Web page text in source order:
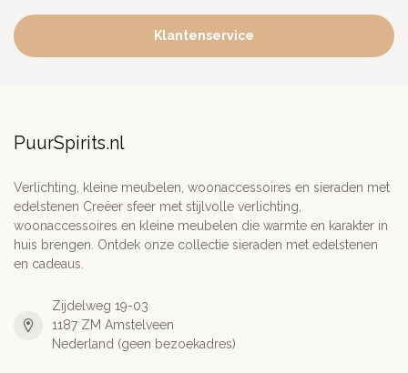
Klantenservice
PuurSpirits.nl
Verlichting, kleine meubelen, woonaccessoires en sieraden met
edelstenen Creëer sfeer met stijlvolle verlichting,
woonaccessoires en kleine meubelen die warmte en karakter in
huis brengen. Ontdek onze collectie sieraden met edelstenen
en cadeaus.
Zijdelweg 19-03
1187 ZM Amstelveen
Nederland (geen bezoekadres)